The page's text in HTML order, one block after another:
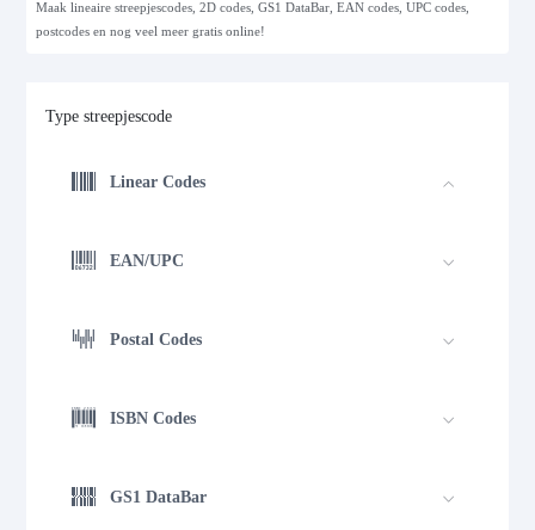
Maak lineaire streepjescodes, 2D codes, GS1 DataBar, EAN codes, UPC codes,
postcodes en nog veel meer gratis online!
Type streepjescode
Linear Codes
EAN/UPC
Postal Codes
ISBN Codes
GS1 DataBar